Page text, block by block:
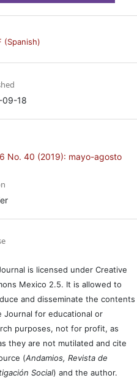
(Spanish)
09-18
No. 40 (2019): mayo-agosto
is licensed under Creative
Mexico 2.5. It is allowed to
and disseminate the contents
Journal for educational or
purposes, not for profit, as
they are not mutilated and cite
(Andamios, Revista de
Social) and the author.